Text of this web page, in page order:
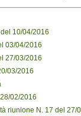
10/04/2016
03/04/2016
27/03/2016
03/2016
02/2016
riunione N. 17 del 27/